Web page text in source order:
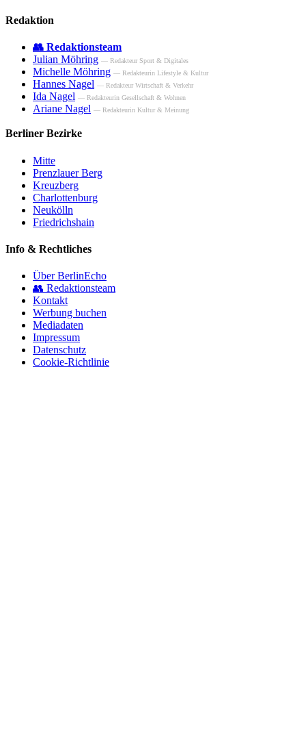
Redaktion
👥 Redaktionsteam
Julian Möhring — Redakteur Sport & Digitales
Michelle Möhring — Redakteurin Lifestyle & Kultur
Hannes Nagel — Redakteur Wirtschaft & Verkehr
Ida Nagel — Redakteurin Gesellschaft & Wohnen
Ariane Nagel — Redakteurin Kultur & Meinung
Berliner Bezirke
Mitte
Prenzlauer Berg
Kreuzberg
Charlottenburg
Neukölln
Friedrichshain
Info & Rechtliches
Über BerlinEcho
👥 Redaktionsteam
Kontakt
Werbung buchen
Mediadaten
Impressum
Datenschutz
Cookie-Richtlinie